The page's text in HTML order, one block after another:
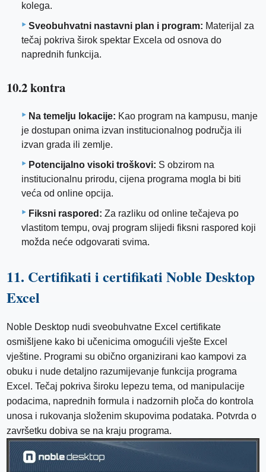
kolega.
Sveobuhvatni nastavni plan i program: Materijal za
tečaj pokriva širok spektar Excela od osnova do
naprednih funkcija.
10.2 kontra
Na temelju lokacije: Kao program na kampusu, manje
je dostupan onima izvan institucionalnog područja ili
izvan grada ili zemlje.
Potencijalno visoki troškovi: S obzirom na
institucionalnu prirodu, cijena programa mogla bi biti
veća od online opcija.
Fiksni raspored: Za razliku od online tečajeva po
vlastitom tempu, ovaj program slijedi fiksni raspored koji
možda neće odgovarati svima.
11. Certifikati i certifikati Noble Desktop
Excel
Noble Desktop nudi sveobuhvatne Excel certifikate
osmišljene kako bi učenicima omogućili vješte Excel
vještine. Programi su obično organizirani kao kampovi za
obuku i nude detaljno razumijevanje funkcija programa
Excel. Tečaj pokriva široku lepezu tema, od manipulacije
podacima, naprednih formula i nadzornih ploča do kontrola
unosa i rukovanja složenim skupovima podataka. Potvrda o
završetku dobiva se na kraju programa.